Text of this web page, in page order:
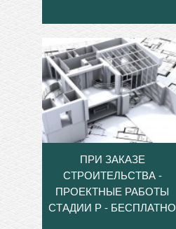
ПРИ ЗАКАЗЕ
СТРОИТЕЛЬСТВА -
ПРОЕКТНЫЕ РАБОТЫ
СТАДИИ Р - БЕСПЛАТНО